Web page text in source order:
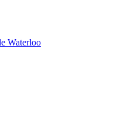
Waterloo